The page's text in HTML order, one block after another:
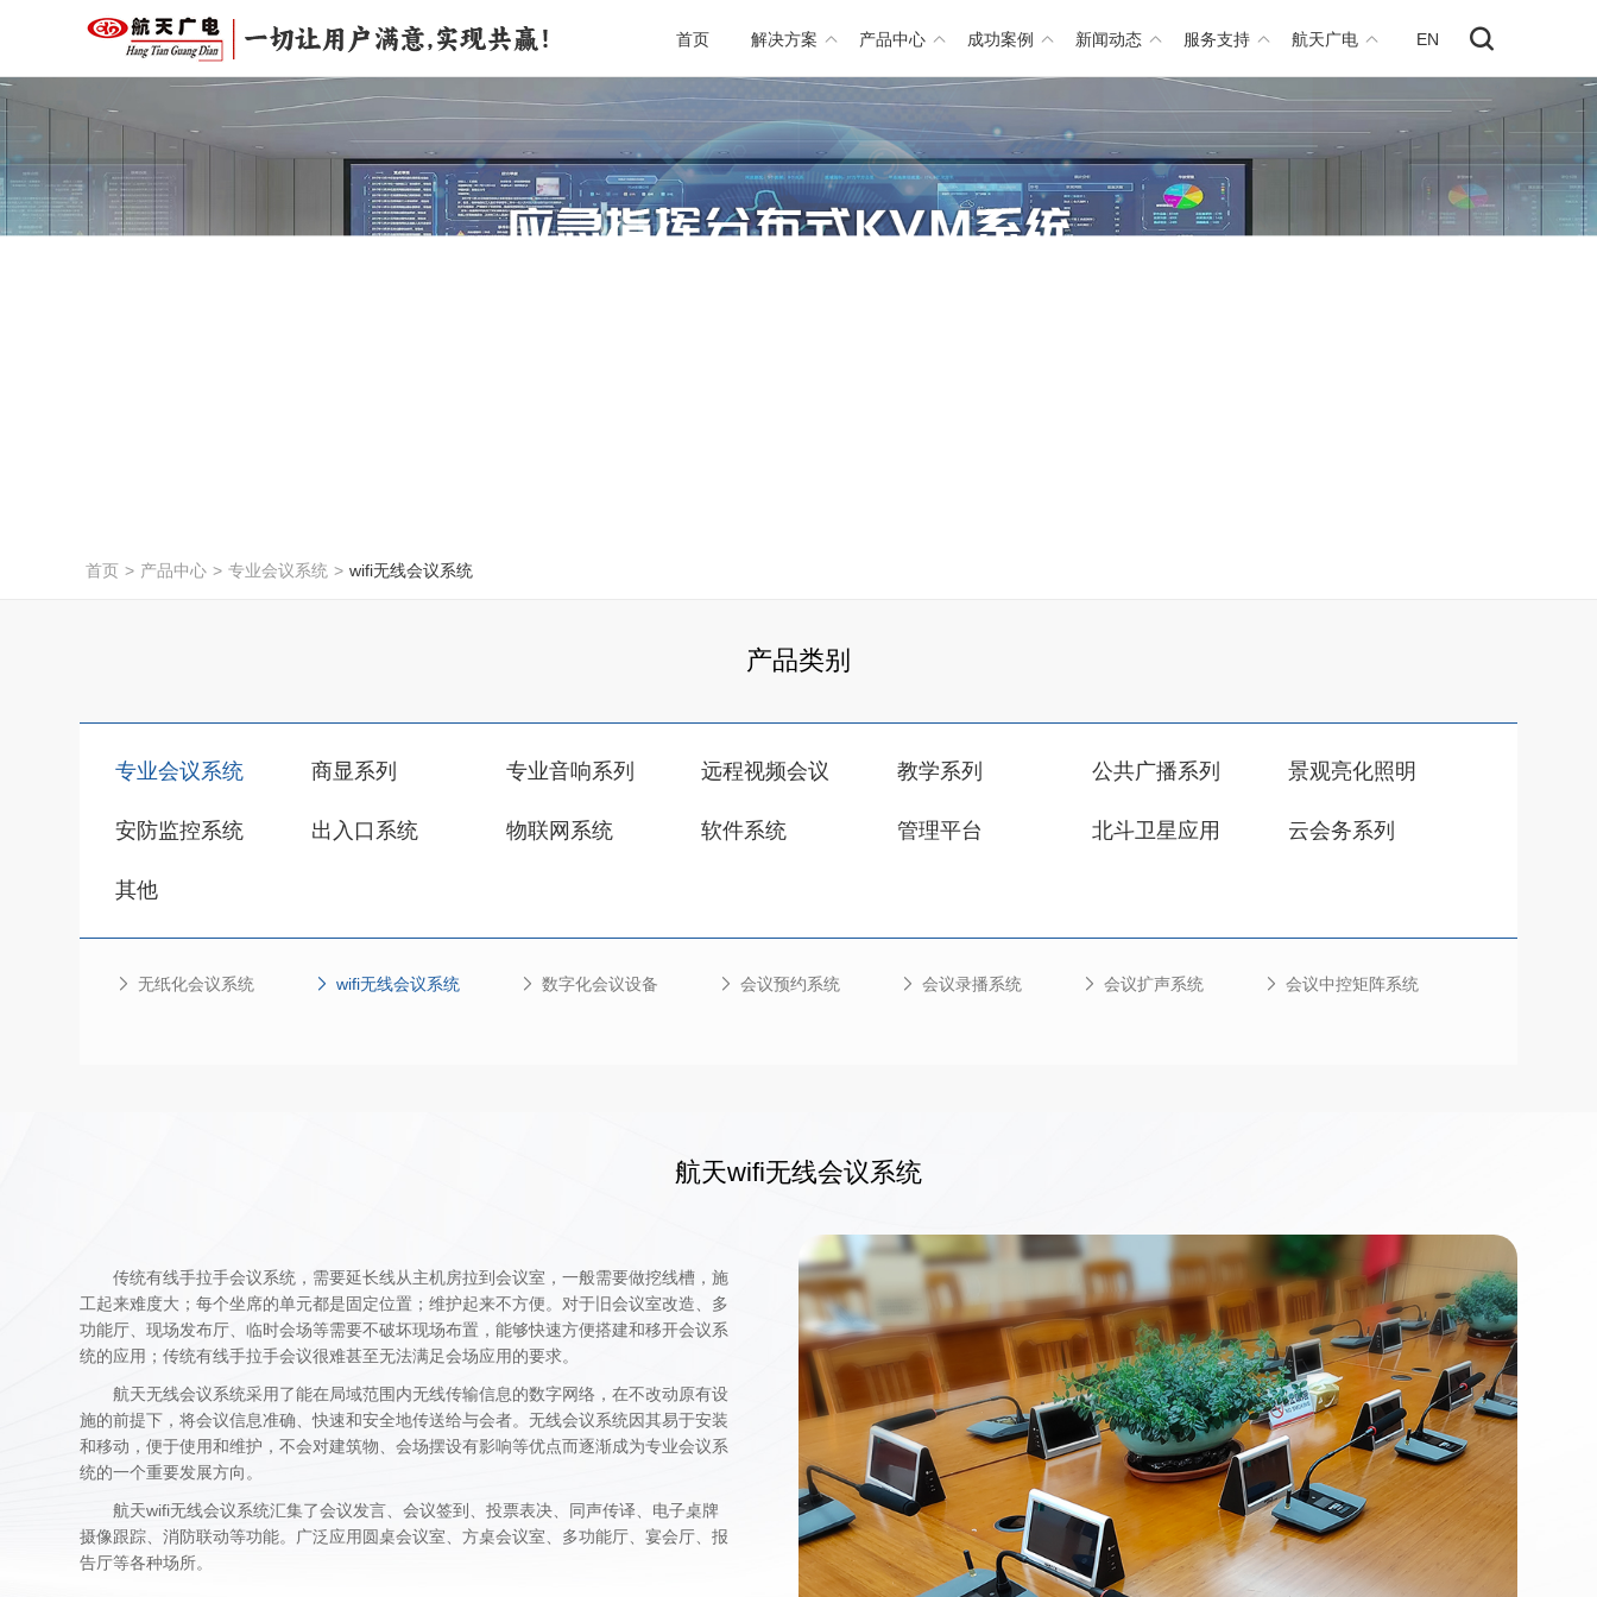
首页 解决方案 产品中心 成功案例 新闻动态 服务支持 航天广电 EN
首页 > 产品中心 > 专业会议系统 > wifi无线会议系统
产品类别
专业会议系统 商显系列 专业音响系列 远程视频会议 教学系列 公共广播系列 景观亮化照明
安防监控系统 出入口系统 物联网系统 软件系统 管理平台 北斗卫星应用 云会务系列
其他
无纸化会议系统 wifi无线会议系统 数字化会议设备 会议预约系统 会议录播系统 会议扩声系统 会议中控矩阵系统
航天wifi无线会议系统
传统有线手拉手会议系统，需要延长线从主机房拉到会议室，一般需要做挖线槽，施
工起来难度大；每个坐席的单元都是固定位置；维护起来不方便。对于旧会议室改造、多
功能厅、现场发布厅、临时会场等需要不破坏现场布置，能够快速方便搭建和移开会议系
统的应用；传统有线手拉手会议很难甚至无法满足会场应用的要求。
航天无线会议系统采用了能在局域范围内无线传输信息的数字网络，在不改动原有设
施的前提下，将会议信息准确、快速和安全地传送给与会者。无线会议系统因其易于安装
和移动，便于使用和维护，不会对建筑物、会场摆设有影响等优点而逐渐成为专业会议系
统的一个重要发展方向。
航天wifi无线会议系统汇集了会议发言、会议签到、投票表决、同声传译、电子桌牌
摄像跟踪、消防联动等功能。广泛应用圆桌会议室、方桌会议室、多功能厅、宴会厅、报
告厅等各种场所。